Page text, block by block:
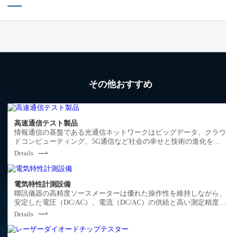
その他おすすめ
高速通信テスト製品
情報通信の基盤である光通信ネットワークはビッグデータ、クラウ
ドコンピューティング、5G通信など社会の幸せと技術の進化を支
える重要な役割を果たしています。聯訊儀器の光通信関連設備は光
に使用されるサンプリングオシロスコープ、BERメーター、波長測
ットにコミットしたトータルソリューションをご提供します。
Details
電気特性計測設備
聯訊儀器の高精度ソースメーターは優れた操作性を維持しながら、
安定した電圧（DC/AC）、電流（DC/AC）の供給と高い測定精度を
実現した電子負荷装置で、産業用や研究開発用として幅広く製品を
Details